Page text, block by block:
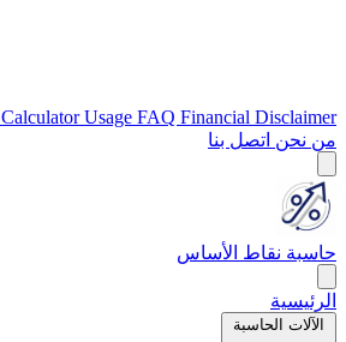
Calculator Usage FAQ Financial Disclaimer
من نحن اتصل بنا
حاسبة نقاط الأساس
الرئيسية
الآلات الحاسبة